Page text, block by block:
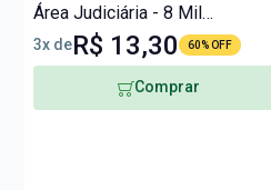
Área Judiciária - 8 Mil
Questões
3x deR$ 13,30 60% OFF
Comprar